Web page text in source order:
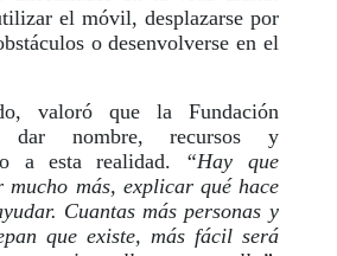
el móvil, desplazarse por
o desenvolverse en el
valoró que la Fundación
dar nombre, recursos y
a esta realidad. “Hay que
mucho más, explicar qué hace
Cuantas más personas y
que existe, más fácil será